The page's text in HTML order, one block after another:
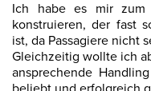
Ich habe es mir zum
konstruieren, der fast
ist, da Passagiere nicht
Gleichzeitig wollte ich
ansprechende